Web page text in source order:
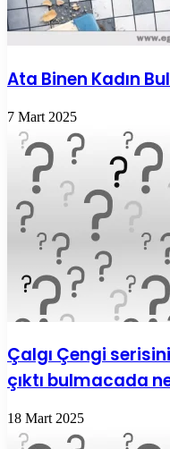
Ata Binen Kadın
7 Mart 2025
Çalgı Çengi
çıktı bulmacada
18 Mart 2025